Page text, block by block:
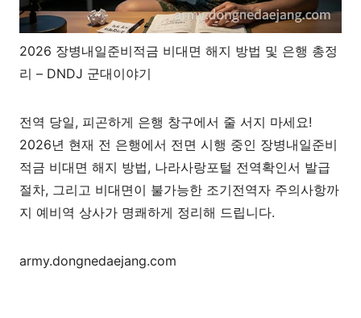
2026 장병내일준비적금 비대면 해지 방법 및 은행 총정
리 – DNDJ 군대이야기
전역 당일, 피곤하게 은행 창구에서 줄 서지 마세요!
2026년 현재 전 은행에서 전면 시행 중인 장병내일준비
적금 비대면 해지 방법, 나라사랑포털 전역확인서 발급
절차, 그리고 비대면이 불가능한 조기전역자 주의사항까
지 예비역 상사가 명쾌하게 정리해 드립니다.
army.dongnedaejang.com